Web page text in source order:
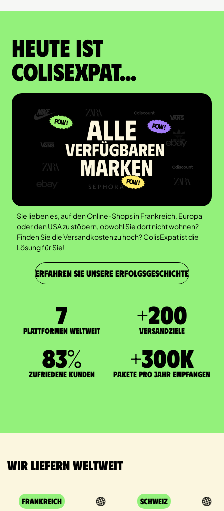
Heute ist
Colisexpat...
Sie lieben es, auf den Online-Shops in Frankreich, Europa
oder den USA zu stöbern, obwohl Sie dort nicht wohnen?
Finden Sie die Versandkosten zu hoch? ColisExpat ist die
Lösung für Sie!
ERFAHREN SIE UNSERE ERFOLGSGESCHICHTE
7
Plattformen weltweit
+200
Versandziele
83%
zufriedene Kunden
+300K
Pakete pro Jahr empfangen
Wir liefern weltweit
Frankreich Schweiz